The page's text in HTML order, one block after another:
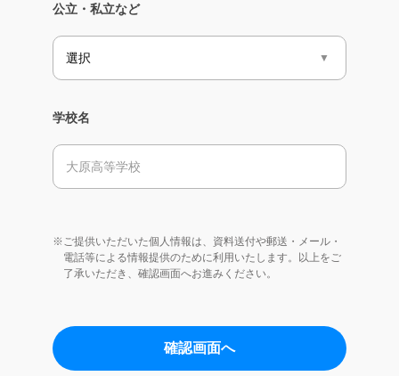
公立・私立など
学校名
※ご提供いただいた個人情報は、資料送付や郵送・メール・
電話等による情報提供のために利用いたします。以上をご
了承いただき、確認画面へお進みください。
確認画面へ